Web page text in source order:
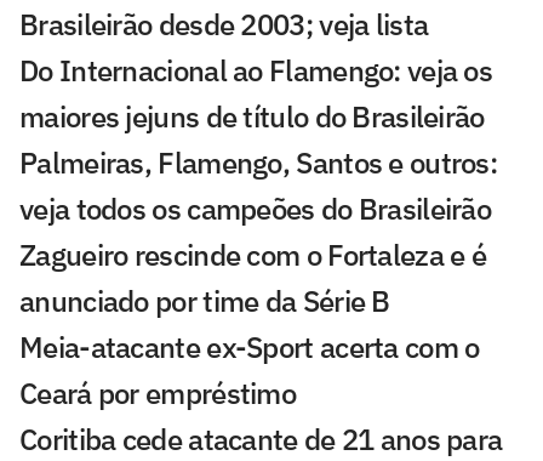
Brasileirão desde 2003; veja lista
Do Internacional ao Flamengo: veja os
maiores jejuns de título do Brasileirão
Palmeiras, Flamengo, Santos e outros:
veja todos os campeões do Brasileirão
Zagueiro rescinde com o Fortaleza e é
anunciado por time da Série B
Meia-atacante ex-Sport acerta com o
Ceará por empréstimo
Coritiba cede atacante de 21 anos para